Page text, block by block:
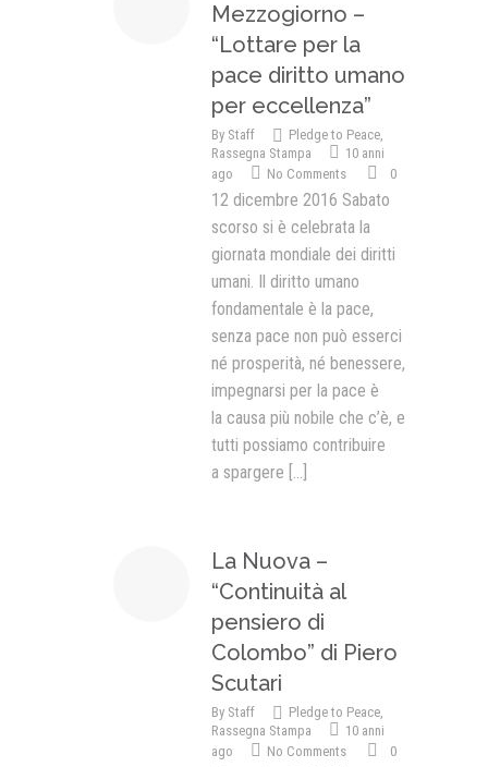
Mezzogiorno –
“Lottare per la
pace diritto umano
per eccellenza”
By Staff Pledge to Peace,
Rassegna Stampa
10 anni
ago
No Comments 0
12 dicembre 2016 Sabato
scorso si è celebrata la
giornata mondiale dei diritti
umani. Il diritto umano
fondamentale è la pace,
senza pace non può esserci
né prosperità, né benessere,
impegnarsi per la pace è
la causa più nobile che c’è, e
tutti possiamo contribuire
a spargere [...]
La Nuova –
“Continuità al
pensiero di
Colombo” di Piero
Scutari
By Staff Pledge to Peace,
Rassegna Stampa
10 anni
ago
No Comments 0